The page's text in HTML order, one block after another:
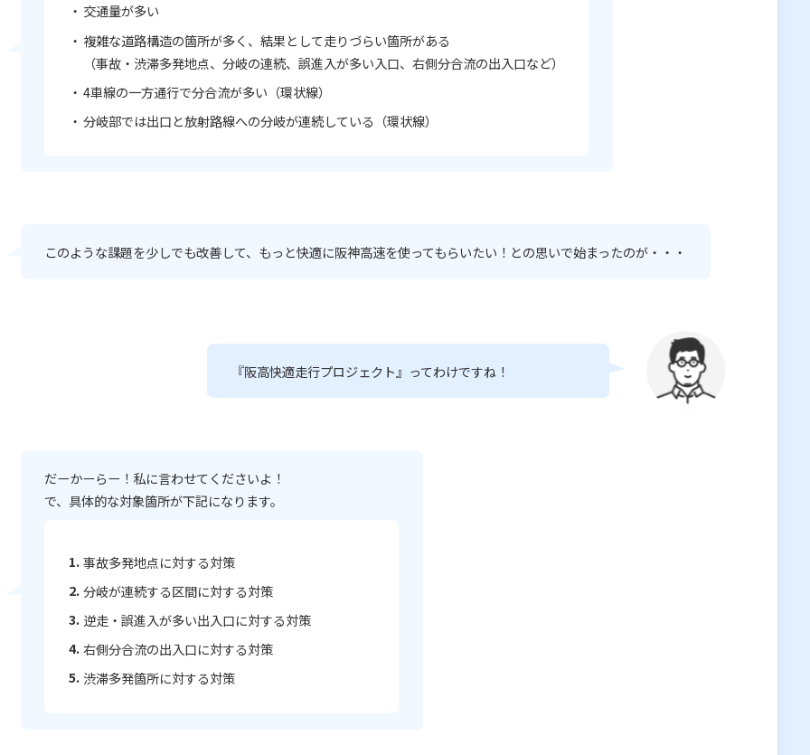
交通量が多い
複雑な道路構造の箇所が多く、結果として走りづらい箇所がある
（事故・渋滞多発地点、分岐の連続、誤進入が多い入口、右側分合流の出入口など）
4車線の一方通行で分合流が多い（環状線）
分岐部では出口と放射路線への分岐が連続している（環状線）
このような課題を少しでも改善して、もっと快適に阪神高速を使ってもらいたい！との思いで始まったのが・・・
『阪高快適走行プロジェクト』ってわけですね！
だーかーらー！私に言わせてくださいよ！
で、具体的な対象箇所が下記になります。
事故多発地点に対する対策
分岐が連続する区間に対する対策
逆走・誤進入が多い出入口に対する対策
右側分合流の出入口に対する対策
渋滞多発箇所に対する対策